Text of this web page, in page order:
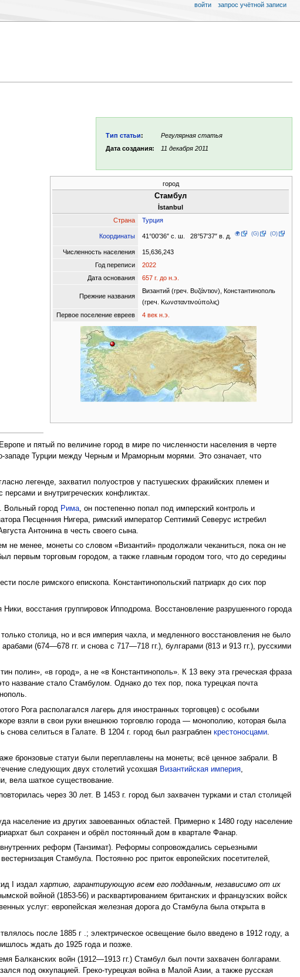
Тип статьи:
Регулярная статья
Дата создания:
11 декабря 2011
город
Стамбул
İstanbul
Страна
Турция
Координаты 41°00′36″ с. ш. 28°57′37″ в. д. 🌍 (G) (O)
Численность населения
15,636,243
Год переписи
2022
Дата основания
657 г. до н.э.
Прежние названия
Византий (греч. Βυζάντιον), Константинополь
(греч. Κωνσταντινούπολις)
Первое поселение евреев
4 век н.э.
и пятый по величине город в мире по численности населения в черте
западе Турции между Черным и Мраморным морями. Это означает, что
легенде, захватил полуостров у пастушеских фракийских племен и
персами и внутригреческих конфликтах.
Вольный город Рима , он постепенно попал под имперский контроль и
Песценния Нигера, римский император Септимий Северус истребил
Антонина в честь своего сына.
не менее, монеты со словом «Византий» продолжали чеканиться, пока он не
первым торговым городом, а также главным городом того, что до середины
после римского епископа. Константинопольский патриарх до сих пор
восстания группировок Ипподрома. Восстановление разрушенного города
столица, но и вся империя чахла, и медленного восстановления не было
(674—678 гг. и снова с 717—718 гг.), булгарами (813 и 913 гг.), русскими
полин», «в город», а не «в Константинополь». К 13 веку эта греческая фраза
название стало Стамбулом. Однако до тех пор, пока турецкая почта
Рога располагался лагерь для иностранных торговцев) с особыми
взяли в свои руки внешнюю торговлю города — монополию, которая была
снова селиться в Галате. В 1204 г. город был разграбленкрестоносцами
бронзовые статуи были переплавлены на монеты; всё ценное забрали. В
следующих двух столетий усохшая Византийская империя,
вела шаткое существование.
через 30 лет. В 1453 г. город был захвачен турками и стал столицей
население из других завоеванных областей. Примерно к 1480 году население
был сохранен и обрёл постоянный дом в квартале Фанар.
реформ (Танзимат). Реформы сопровождались серьезными
Стамбула. Постоянно рос приток европейских посетителей,
I издалхартию, гарантирующую всем его подданным, независимо от их
войной (1853-56) и расквартированием британских и французских войск
услуг: европейская железная дорога до Стамбула была открыта в
после 1885 г .; электрическое освещение было введено в 1912 году, а
ждать до 1925 года и позже.
Балканских войн (1912—1913 гг.) Стамбул был почти захвачен болгарами.
под оккупацией. Греко-турецкая война в Малой Азии, а также русская
войти запрос учётной записи